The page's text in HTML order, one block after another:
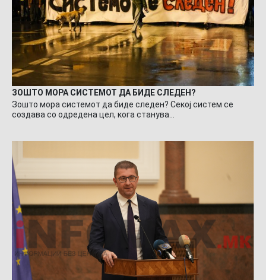
ЗОШТО МОРА СИСТЕМОТ ДА БИДЕ СЛЕДЕН?
Зошто мора системот да биде следен? Секој систем се
создава со одредена цел, кога станува…